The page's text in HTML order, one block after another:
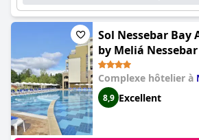
Sol Nessebar Bay
by Meliá
Inclusive)
Complexe hôtelier à
8,9 Excellent